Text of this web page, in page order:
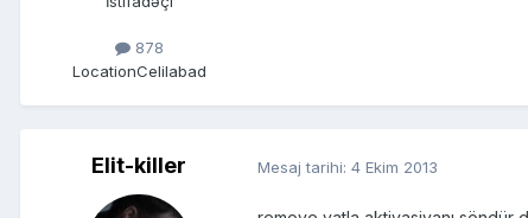
878
LocationCelilabad
Elit-killer Mesaj tarihi: 4 Ekim 2013